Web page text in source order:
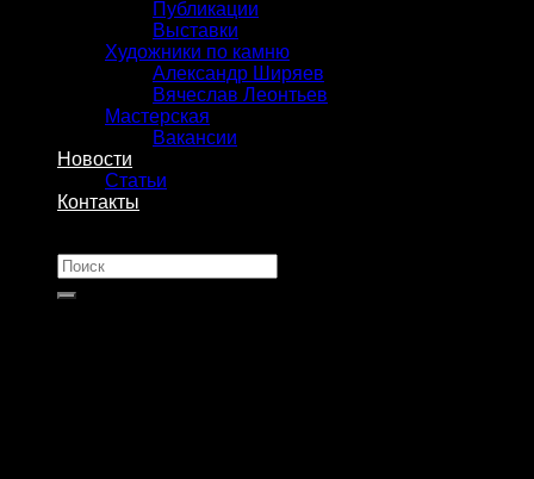
Публикации
Выставки
Художники по камню
Александр Ширяев
Вячеслав Леонтьев
Мастерская
Вакансии
Новости
Статьи
Контакты
Искать: